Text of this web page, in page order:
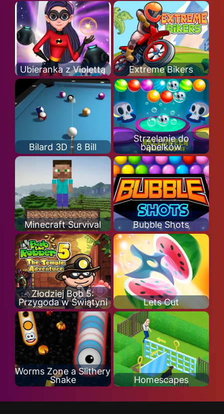
Ubieranka z Violettą Extreme Bikers
Bilard 3D - 8 Bill
Strzelanie do
bąbelków
Minecraft Survival Bubble Shots
Złodziej Bob 5:
Przygoda w Świątyni
Lets Cut
Worms Zone a Slithery
Snake
Homescapes